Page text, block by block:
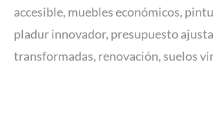
accesible, muebles económicos,
pladur innovador, presupuesto
transformadas, renovación, suelos